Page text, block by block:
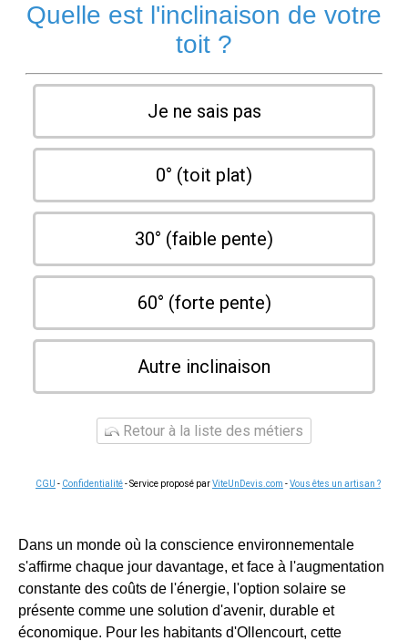
Quelle est l'inclinaison de votre
toit ?
Je ne sais pas
0° (toit plat)
30° (faible pente)
60° (forte pente)
Autre inclinaison
Retour à la liste des métiers
CGU - Confidentialité- Service proposé parViteUnDevis.com -Vous êtes un artisan ?
Dans un monde où la conscience environnementale
s'affirme chaque jour davantage, et face à l'augmentation
constante des coûts de l'énergie, l'option solaire se
présente comme une solution d'avenir, durable et
économique. Pour les habitants d'Ollencourt, cette